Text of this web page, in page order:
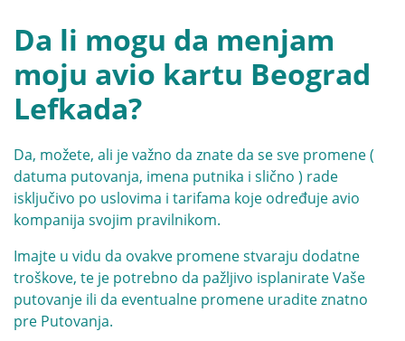
Da li mogu da menjam
moju avio kartu Beograd
Lefkada?
Da, možete, ali je važno da znate da se sve promene (
datuma putovanja, imena putnika i slično ) rade
isključivo po uslovima i tarifama koje određuje avio
kompanija svojim pravilnikom.
Imajte u vidu da ovakve promene stvaraju dodatne
troškove, te je potrebno da pažljivo isplanirate Vaše
putovanje ili da eventualne promene uradite znatno
pre Putovanja.